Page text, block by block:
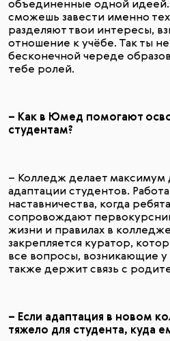
объединенные одной идеей.
сможешь завести именно
разделяют твои интересы,
отношение к учёбе. Так ты
бесконечной череде
тебе ролей.
– Как в Юмед помогают
студентам?
– Колледж делает максимум
адаптации студентов.
наставничества, когда
сопровождают
жизни и правилах в
закрепляется куратор,
все вопросы, возникающие
также держит связь с
– Если адаптация в новом
тяжело для студента, куда